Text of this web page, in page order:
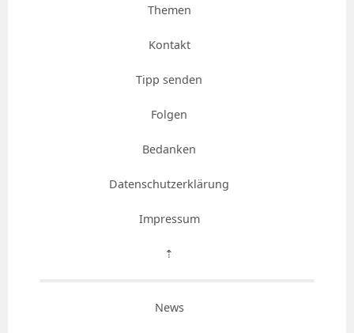
Themen
Kontakt
Tipp senden
Folgen
Bedanken
Datenschutzerklärung
Impressum
⇡
News